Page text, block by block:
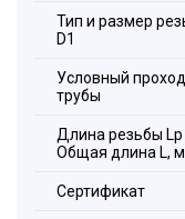
Расшифровка
Тип и размер
D1
Условный проход
трубы
Длина резьбы
Общая длина L,
Сертификат